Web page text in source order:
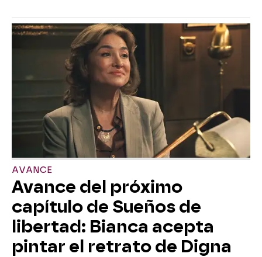
AVANCE
Avance del próximo
capítulo de Sueños de
libertad: Bianca acepta
pintar el retrato de Digna